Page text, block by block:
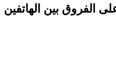
الفروق بين الهاتفين